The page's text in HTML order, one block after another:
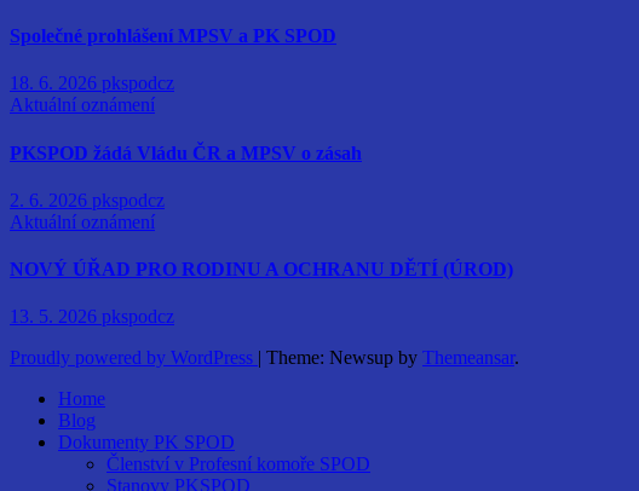
Společné prohlášení MPSV a PK SPOD
18. 6. 2026 pkspodcz
Aktuální oznámení
PKSPOD žádá Vládu ČR a MPSV o zásah
2. 6. 2026 pkspodcz
Aktuální oznámení
NOVÝ ÚŘAD PRO RODINU A OCHRANU DĚTÍ (ÚROD)
13. 5. 2026 pkspodcz
Proudly powered by WordPress | Theme: Newsup by Themeansar.
Home
Blog
Dokumenty PK SPOD
Členství v Profesní komoře SPOD
Stanovy PKSPOD